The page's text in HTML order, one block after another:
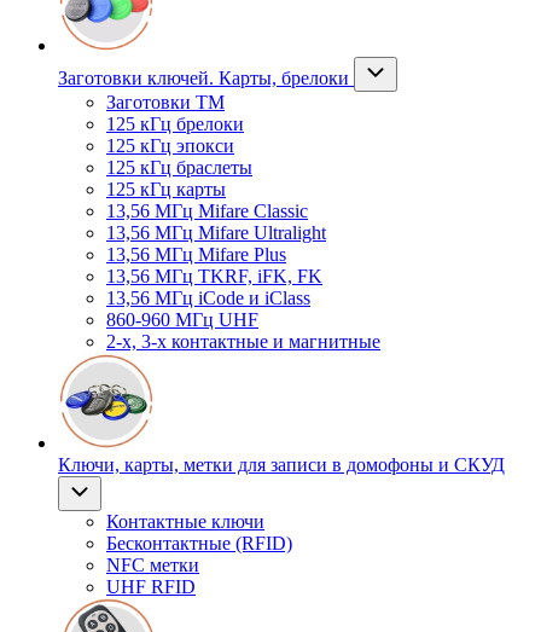
Заготовки ключей. Карты, брелоки
Заготовки ТМ
125 кГц брелоки
125 кГц эпокси
125 кГц браслеты
125 кГц карты
13,56 МГц Mifare Classic
13,56 МГц Mifare Ultralight
13,56 МГц Mifare Plus
13,56 МГц TKRF, iFK, FK
13,56 МГц iCode и iClass
860-960 МГц UHF
2-х, 3-х контактные и магнитные
Ключи, карты, метки для записи в домофоны и СКУД
Контактные ключи
Бесконтактные (RFID)
NFC метки
UHF RFID